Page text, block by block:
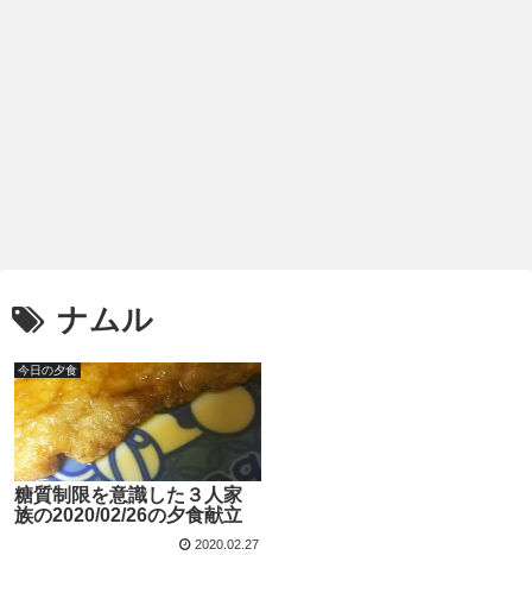
ナムル
今日の夕食
糖質制限を意識した３人家
族の2020/02/26の夕食献立
2020.02.27